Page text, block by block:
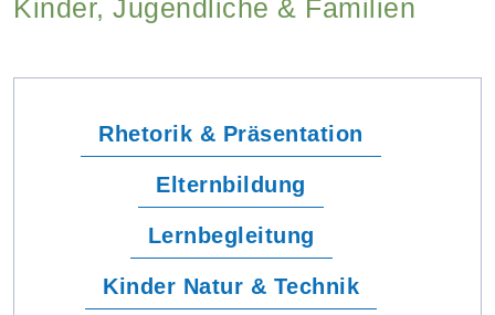
Kinder, Jugendliche & Familien
Rhetorik & Präsentation
Elternbildung
Lernbegleitung
Kinder Natur & Technik